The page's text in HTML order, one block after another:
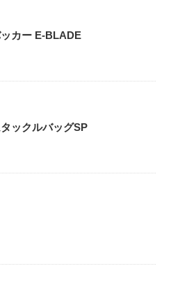
カー E-BLADE
タックルバッグSP